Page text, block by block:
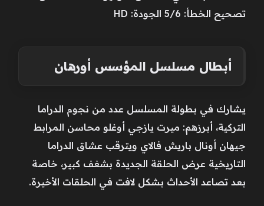
تصحيح الخطأ: 5/6 الجودة: HD
أبطال مسلسل المؤسس أورهان
يشارك في بطولة المسلسل عدد من نجوم الدراما
التركية، أبرزهم: ميرت يازجي أوغلو محاسن المرابط
جيهان أونال باريش فالاي ويترقب عشاق الدراما
التاريخية عرض الحلقة الجديدة بشغف كبير، خاصة
بعد تصاعد الأحداث بشكل لافت في الحلقات الأخيرة.